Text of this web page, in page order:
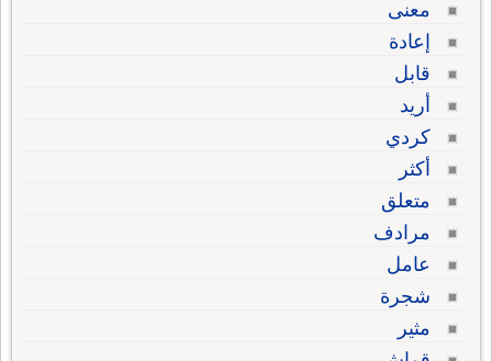
معنى
إعادة
قابل
أريد
كردي
أكثر
متعلق
مرادف
عامل
شجرة
مثير